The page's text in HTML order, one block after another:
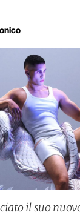
il suo